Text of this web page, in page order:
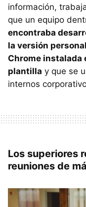
información,
que un equipo
encontraba
la versión
Chrome instalada
plantilla y que se
internos
Los superiores
reuniones de